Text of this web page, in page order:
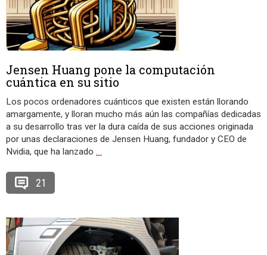
Jensen Huang pone la computación
cuántica en su sitio
Los pocos ordenadores cuánticos que existen están llorando
amargamente, y lloran mucho más aún las compañías dedicadas
a su desarrollo tras ver la dura caída de sus acciones originada
por unas declaraciones de Jensen Huang, fundador y CEO de
Nvidia, que ha lanzado …
21